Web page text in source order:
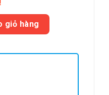
hàng có Mecaflu quantity
giỏ hàng